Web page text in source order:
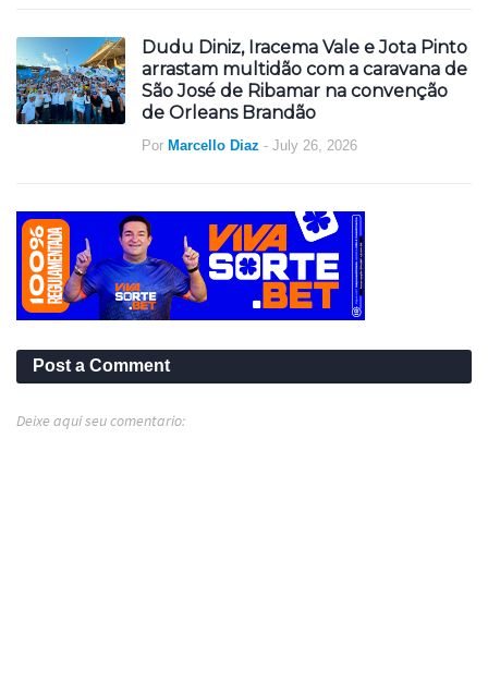
Dudu Diniz, Iracema Vale e Jota Pinto
arrastam multidão com a caravana de
São José de Ribamar na convenção
de Orleans Brandão
Por Marcello Diaz - July 26, 2026
Post a Comment
Deixe aqui seu comentario: